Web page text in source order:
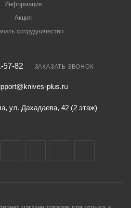
Информация
Акция
сотрудничество
57-82 ЗАКАЗАТЬ ЗВОНОК
plus.ru
ул. Дахадаева, 42 (2 этаж)